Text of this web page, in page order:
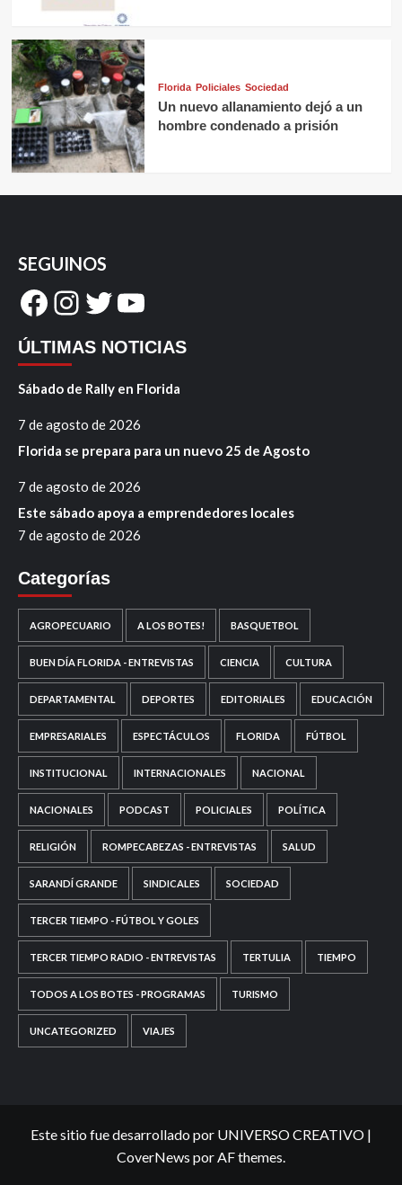
Florida Policiales Sociedad
Un nuevo allanamiento dejó a un
hombre condenado a prisión
SEGUINOS
Facebook
Instagram
Twitter
YouTube
ÚLTIMAS NOTICIAS
Sábado de Rally en Florida
7 de agosto de 2026
Florida se prepara para un nuevo 25 de Agosto
7 de agosto de 2026
Este sábado apoya a emprendedores locales
7 de agosto de 2026
Categorías
AGROPECUARIO A LOS BOTES! BASQUETBOL
BUEN DÍA FLORIDA - ENTREVISTAS CIENCIA CULTURA
DEPARTAMENTAL DEPORTES EDITORIALES EDUCACIÓN
EMPRESARIALES ESPECTÁCULOS FLORIDA FÚTBOL
INSTITUCIONAL INTERNACIONALES NACIONAL
NACIONALES PODCAST POLICIALES POLÍTICA
RELIGIÓN ROMPECABEZAS - ENTREVISTAS SALUD
SARANDÍ GRANDE SINDICALES SOCIEDAD
TERCER TIEMPO - FÚTBOL Y GOLES
TERCER TIEMPO RADIO - ENTREVISTAS TERTULIA TIEMPO
TODOS A LOS BOTES - PROGRAMAS TURISMO
UNCATEGORIZED VIAJES
Este sitio fue desarrollado por UNIVERSO CREATIVO |
CoverNews por AF themes.